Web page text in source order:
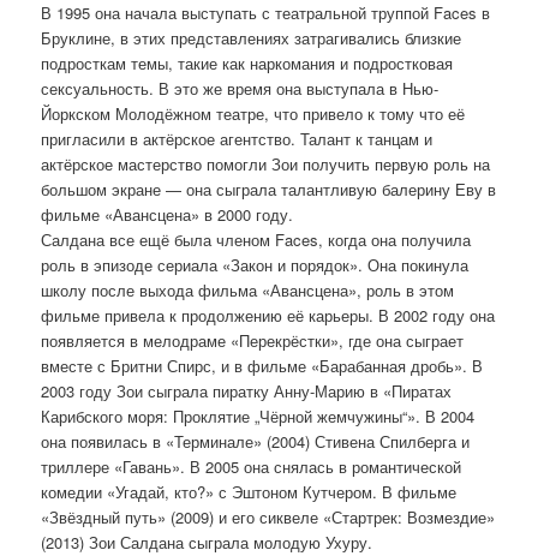
В 1995 она начала выступать с театральной труппой Faces в
Бруклине, в этих представлениях затрагивались близкие
подросткам темы, такие как наркомания и подростковая
сексуальность. В это же время она выступала в Нью-
Йоркском Молодёжном театре, что привело к тому что её
пригласили в актёрское агентство. Талант к танцам и
актёрское мастерство помогли Зои получить первую роль на
большом экране — она сыграла талантливую балерину Еву в
фильме «Авансцена» в 2000 году.
Салдана все ещё была членом Faces, когда она получила
роль в эпизоде сериала «Закон и порядок». Она покинула
школу после выхода фильма «Авансцена», роль в этом
фильме привела к продолжению её карьеры. В 2002 году она
появляется в мелодраме «Перекрёстки», где она сыграет
вместе с Бритни Спирс, и в фильме «Барабанная дробь». В
2003 году Зои сыграла пиратку Анну-Марию в «Пиратах
Карибского моря: Проклятие „Чёрной жемчужины“». В 2004
она появилась в «Терминале» (2004) Стивена Спилберга и
триллере «Гавань». В 2005 она снялась в романтической
комедии «Угадай, кто?» с Эштоном Кутчером. В фильме
«Звёздный путь» (2009) и его сиквеле «Стартрек: Возмездие»
(2013) Зои Салдана сыграла молодую Ухуру.